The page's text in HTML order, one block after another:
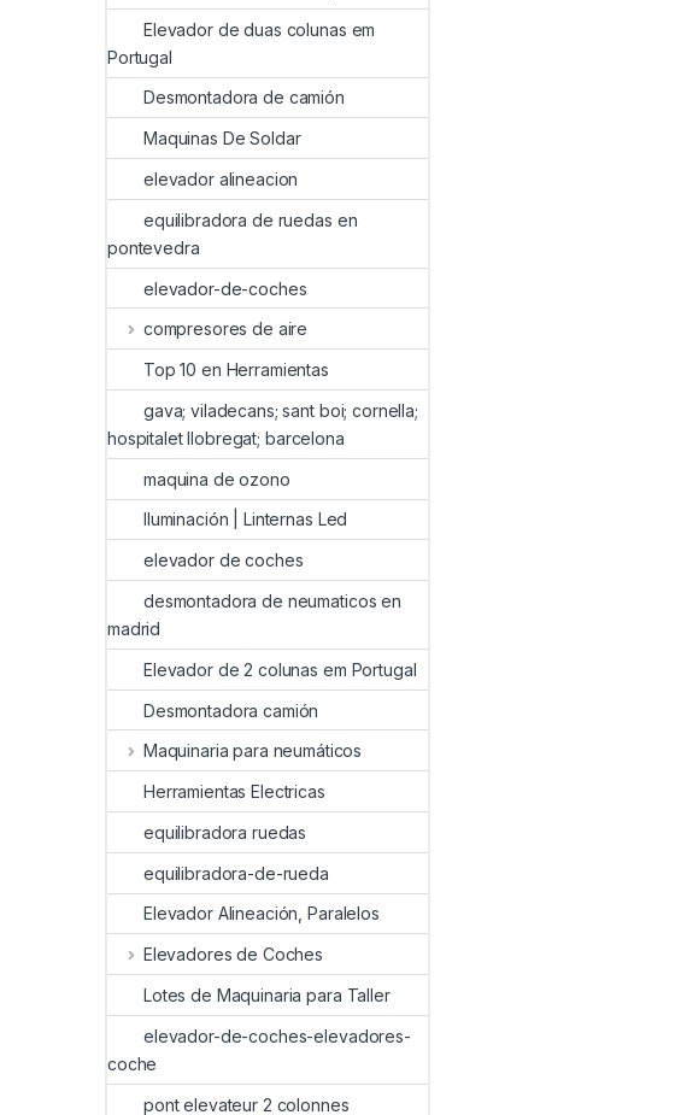
Elevador de duas colunas em
Portugal
Desmontadora de camión
Maquinas De Soldar
elevador alineacion
equilibradora de ruedas en
pontevedra
elevador-de-coches
compresores de aire
Top 10 en Herramientas
gava; viladecans; sant boi; cornella;
hospitalet llobregat; barcelona
maquina de ozono
Iluminación | Linternas Led
elevador de coches
desmontadora de neumaticos en
madrid
Elevador de 2 colunas em Portugal
Desmontadora camión
Maquinaria para neumáticos
Herramientas Electricas
equilibradora ruedas
equilibradora-de-rueda
Elevador Alineación, Paralelos
Elevadores de Coches
Lotes de Maquinaria para Taller
elevador-de-coches-elevadores-
coche
pont elevateur 2 colonnes